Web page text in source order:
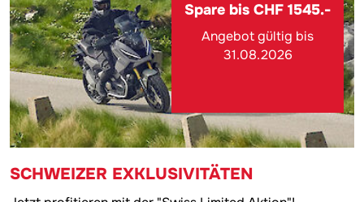
Spare bis CHF 1545.-
Angebot gültig bis
31.08.2026
SCHWEIZER EXKLUSIVITÄTEN